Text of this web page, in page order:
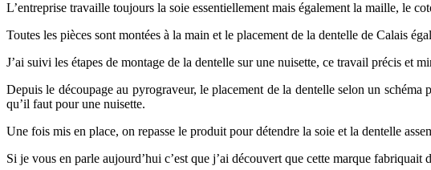
L’entreprise travaille toujours la soie essentiellement mais également la maille, le
Toutes les pièces sont montées à la main et le placement de la dentelle de Calais
J’ai suivi les étapes de montage de la dentelle sur une nuisette, ce travail précis et
Depuis le découpage au pyrograveur, le placement de la dentelle selon un
qu’il faut pour une nuisette.
Une fois mis en place, on repasse le produit pour détendre la soie et la dentelle
Si je vous en parle aujourd’hui c’est que j’ai découvert que cette marque fabriquait